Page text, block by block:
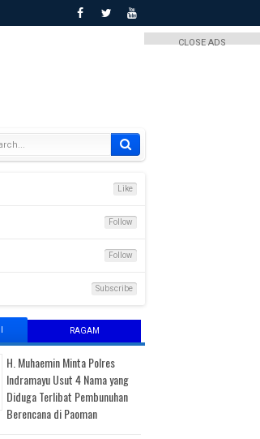
CLOSE ADS
Like
Follow
Follow
Subscribe
RAGAM
H. Muhaemin Minta Polres
Indramayu Usut 4 Nama yang
Diduga Terlibat Pembunuhan
Berencana di Paoman